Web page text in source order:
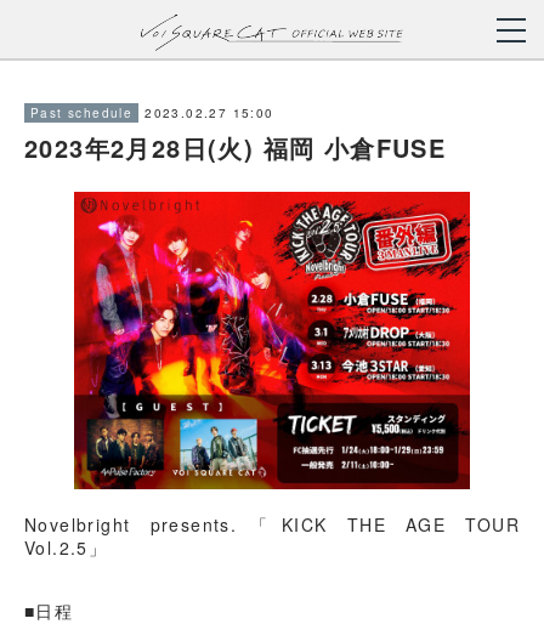
Past schedule 2023.02.27 15:00
2023年2月28日(火) 福岡 小倉FUSE
Novelbright presents.「KICK THE AGE TOUR
Vol.2.5」
■日程